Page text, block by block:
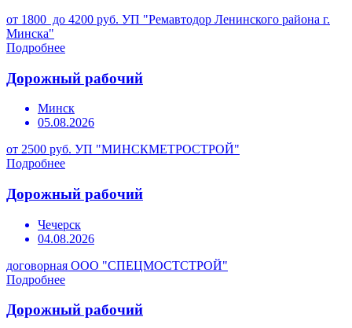
от 1800 до 4200 руб. УП "Ремавтодор Ленинского района г.
Минска"
Подробнее
Дорожный рабочий
Минск
05.08.2026
от 2500 руб. УП "МИНСКМЕТРОСТРОЙ"
Подробнее
Дорожный рабочий
Чечерск
04.08.2026
договорная ООО "СПЕЦМОСТСТРОЙ"
Подробнее
Дорожный рабочий